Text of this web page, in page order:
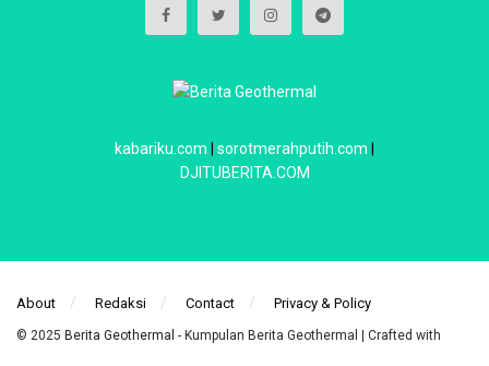
kabariku.com sorotmerahputih.com
DJITUBERITA.COM
About Redaksi Contact Privacy & Policy
© 2025 Berita Geothermal - Kumpulan Berita Geothermal | Crafted with